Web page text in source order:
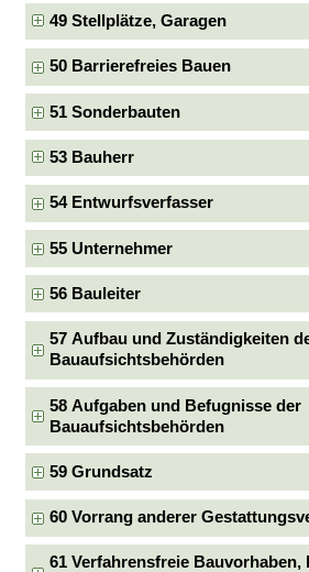
49 Stellplätze, Garagen
50 Barrierefreies Bauen
51 Sonderbauten
53 Bauherr
54 Entwurfsverfasser
55 Unternehmer
56 Bauleiter
57 Aufbau und Zuständigkeiten
Bauaufsichtsbehörden
58 Aufgaben und Befugnisse der
Bauaufsichtsbehörden
59 Grundsatz
60 Vorrang anderer
61 Verfahrensfreie